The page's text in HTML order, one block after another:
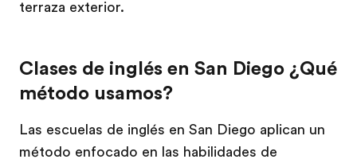
terraza exterior.
Clases de inglés en San Diego ¿Qué
método usamos?
Las escuelas de inglés en San Diego aplican un
método enfocado en las habilidades de